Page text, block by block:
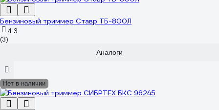
Бензиновый триммер Ставр ТБ-800Л
4.3
(3)
Аналоги
Нет в наличии